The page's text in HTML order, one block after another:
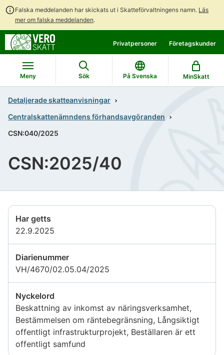
Falska meddelanden har skickats ut i Skatteförvaltningens namn. Läs
mer om falska meddelanden.
direkt
till
innehållet
till
hela
webbplatsens
sökning
Privatpersoner Företagskunder
Meny Sök På Svenska MinSkatt
Detaljerade skatteanvisningar
Centralskattenämndens förhandsavgöranden
CSN:040/2025
CSN:2025/40
Har getts
22.9.2025
Diarienummer
VH/4670/02.05.04/2025
Nyckelord
Beskattning av inkomst av näringsverksamhet,
Bestämmelsen om räntebegränsning, Långsiktigt
offentligt infrastrukturprojekt, Beställaren är ett
offentligt samfund